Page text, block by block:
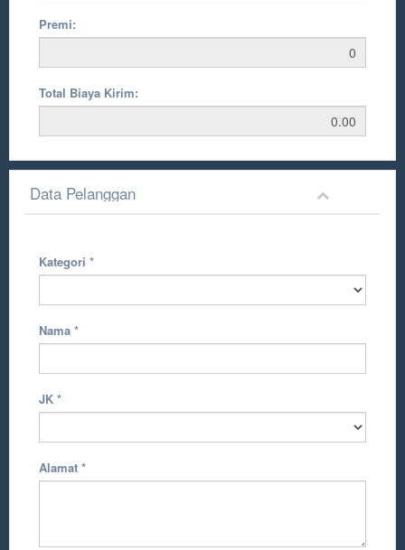
Premi:
Total Biaya Kirim:
Data Pelanggan
Kategori *
Nama *
JK *
Alamat *